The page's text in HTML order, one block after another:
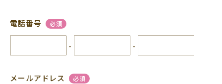
電話番号 必須
- -
メールアドレス 必須